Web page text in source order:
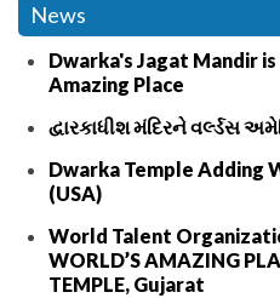
News
Dwarka's Jagat Mandir
Amazing Place
દ્વારકાધીશ મંદિરને વર્લ્ડસ
Dwarka Temple Adding
(USA)
World Talent
WORLD’S AMAZING
TEMPLE, Gujarat